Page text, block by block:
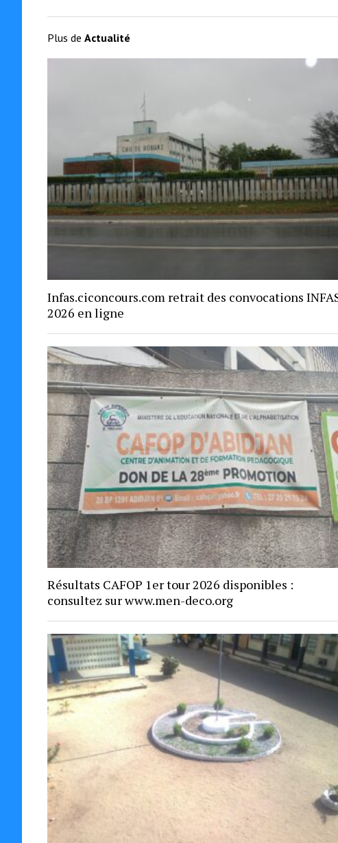
Plus de Actualité
Infas.ciconcours.com retrait des convocations
2026 en ligne
Résultats CAFOP 1er tour 2026 disponibles :
consultez sur www.men-deco.org